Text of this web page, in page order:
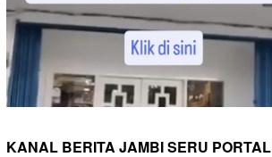
KANAL BERITA JAMBI SERU PORTAL